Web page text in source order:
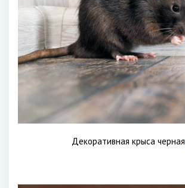
Декоративная крыса черная